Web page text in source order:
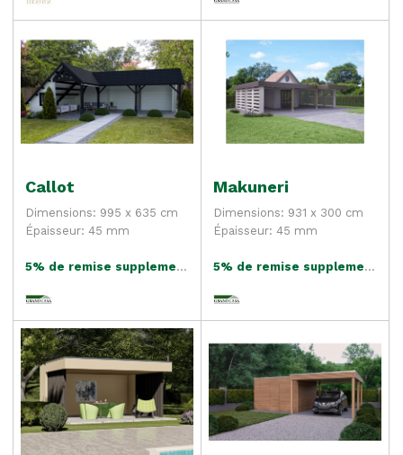
Callot
Dimensions: 995 x 635 cm
Épaisseur: 45 mm
5% de remise supplementaire
Makuneri
Dimensions: 931 x 300 cm
Épaisseur: 45 mm
5% de remise supplementaire